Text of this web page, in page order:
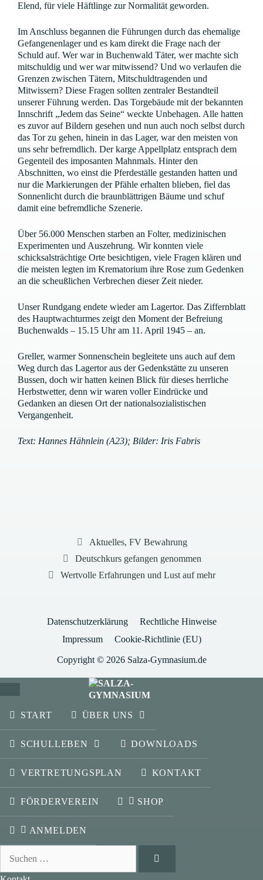
Elend, für viele Häftlinge zur Normalität geworden.
Im Anschluss begannen die Führungen durch das ehemalige
Gefangenenlager und es kam direkt die Frage nach der
Schuld auf. Wer war in Buchenwald Täter, wer machte sich
mitschuldig und wer war mitwissend? Und wo verlaufen die
Grenzen zwischen Tätern, Mitschuldtragenden und
Mitwissern? Diese Fragen sollten zentraler Bestandteil
unserer Führung werden. Das Torgebäude mit der bekannten
Innschrift „Jedem das Seine“ weckte Unbehagen. Alle hatten
es zuvor auf Bildern gesehen und nun auch noch selbst durch
das Tor zu gehen, hinein in das Lager, war den meisten von
uns sehr befremdlich. Der karge Appellplatz entsprach dem
Gegenteil des imposanten Mahnmals. Hinter den
Abschnitten, wo einst die Pferdeställe gestanden hatten und
nur die Markierungen der Pfähle erhalten blieben, fiel das
Sonnenlicht durch die braunblättrigen Bäume und schuf
damit eine befremdliche Szenerie.
Über 56.000 Menschen starben an Folter, medizinischen
Experimenten und Auszehrung. Wir konnten viele
schicksalsträchtige Orte besichtigen, viele Fragen klären und
die meisten legten im Krematorium ihre Rose zum Gedenken
an die scheußlichen Verbrechen dieser Zeit nieder.
Unser Rundgang endete wieder am Lagertor. Das Ziffernblatt
des Hauptwachturmes zeigt den Moment der Befreiung
Buchenwalds – 15.15 Uhr am 11. April 1945 – an.
Greller, warmer Sonnenschein begleitete uns auch auf dem
Weg durch das Lagertor aus der Gedenkstätte zu unseren
Bussen, doch wir hatten keinen Blick für dieses herrliche
Herbstwetter, denn wir waren voller Eindrücke und
Gedanken an diesen Ort der nationalsozialistischen
Vergangenheit.
Text: Hannes Hähnlein (A23); Bilder: Iris Fabris
Kategorien
Aktuelles, FV Bewahrung
Deutschkurs gefangen genommen
Wertvolle Erfahrungen und Lust auf mehr
Datenschutzerklärung
Rechtliche Hinweise
Impressum
Cookie-Richtlinie (EU)
Copyright © 2026 Salza-Gymnasium.de
SCHLIESSEN
START
ÜBER UNS
SCHULLEBEN DOWNLOADS
VERTRETUNGSPLAN KONTAKT
FÖRDERVEREIN SHOP
ANMELDEN
nach: